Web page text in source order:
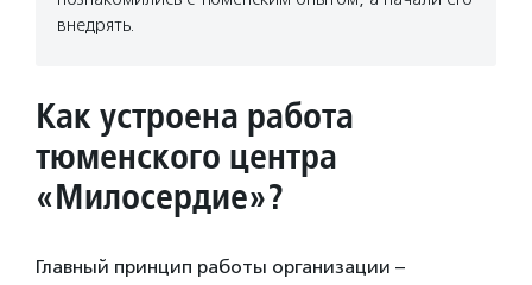
внедрять.
Как устроена работа
тюменского центра
«Милосердие»?
Главный принцип работы организации –